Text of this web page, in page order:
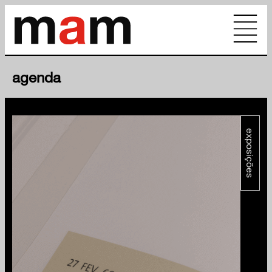
agenda
exposições